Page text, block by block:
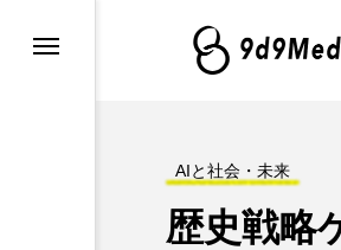
AIと社会・未来
歴史戦略